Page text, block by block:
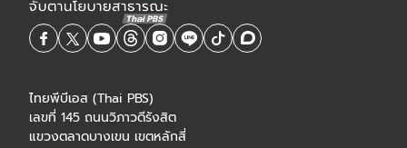
ไทยพีบีเอส (Thai PBS)
เลขที่ 145 ถนนวิภาวดีรังสิต
แขวงตลาดบางเขน เขตหลักสี่